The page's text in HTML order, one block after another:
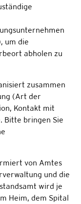
um die
abholen zu
zusammen
(Art der
Kontakt mit
Bitte bringen Sie
von Amtes
und die
wird je
Heim, dem Spital